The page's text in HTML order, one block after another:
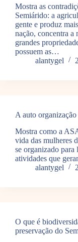
Mostra as
Semiárido: a
gente e produz
nação, concentra a
grandes
possuem as…
alantygel
A auto
Mostra como a
vida das mulheres
se organizado para
atividades que
alantygel
O que é
preservação do